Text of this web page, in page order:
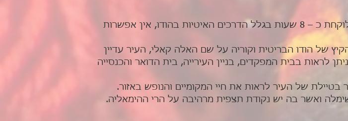
ארוחת בוקר במלון, הנסיעה לשימלה היא ארוכה ולוקחת כ – 8 שעות בגלל הדרכים האיטיות בהודו, אין אפשרות
של הודו הבריטית וקוריה על שם האלה קאלי, העיר עדיין
לראות בבית המפקדים, בניין העירייה, בית הדואר והכנסייה
בטיילת של העיר לראות את חיי המקומיים והנופש באזור.
ואשר בה יש נקודת תצפית מרהיבה על הרי ההימאליה.